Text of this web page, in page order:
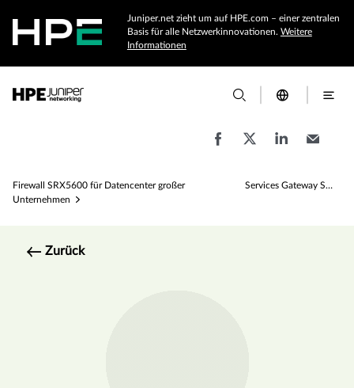
Juniper.net zieht um auf HPE.com – einer zentralen
Basis für alle Netzwerkinnovationen. Weitere
Informationen
Firewall SRX5600 für Datencenter großer
Unternehmen
Services Gateway SRX5600 – Sicherheitsplattform für Netzwerke – Spezifikationen
Zurück